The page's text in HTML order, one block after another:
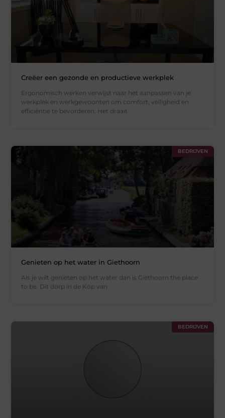
Creëer een gezonde en productieve werkplek
Ergonomisch werken verwijst naar het aanpassen van je
werkplek en werkgewoonten om comfort, veiligheid en
efficiëntie te bevorderen. Het draait
BEDRIJVEN
Genieten op het water in Giethoorn
Als je wilt genieten op het water dan is Giethoorn the place
to be. Dit dorp in de Kop van
BEDRIJVEN